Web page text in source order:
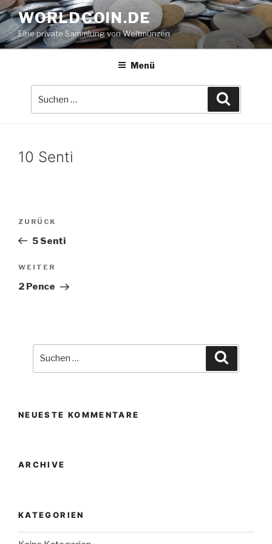
Zum
Inhalt
springen
WORLDCOIN.DE
Eine private Sammlung von Weltmünzen
Menü
10 Senti
Beitrags-
Vorheriger
Beitrag
ZURÜCK
5 Senti
Nächster
Beitrag
WEITER
2 Pence
NEUESTE KOMMENTARE
ARCHIVE
KATEGORIEN